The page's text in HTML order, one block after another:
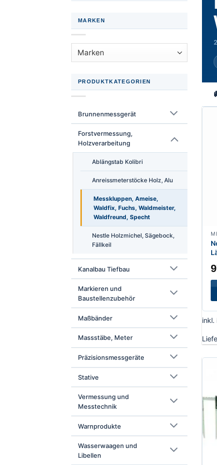
MARKEN
PRODUKTKATEGORIEN
Brunnenmessgerät
Forstvermessung,
Holzverarbeitung
Ablängstab Kolibri
Anreissmeterstöcke Holz, Alu
Messkluppen, Ameise,
Waldfix, Fuchs, Waldmeister,
Waldfreund, Specht
Nestle Holzmichel, Sägebock,
Fällkeil
Kanalbau Tiefbau
Markieren und
Baustellenzubehör
Maßbänder
Massstäbe, Meter
Präzisionsmessgeräte
Stative
Vermessung und
Messtechnik
Warnprodukte
Wasserwaagen und
Libellen
inkl.